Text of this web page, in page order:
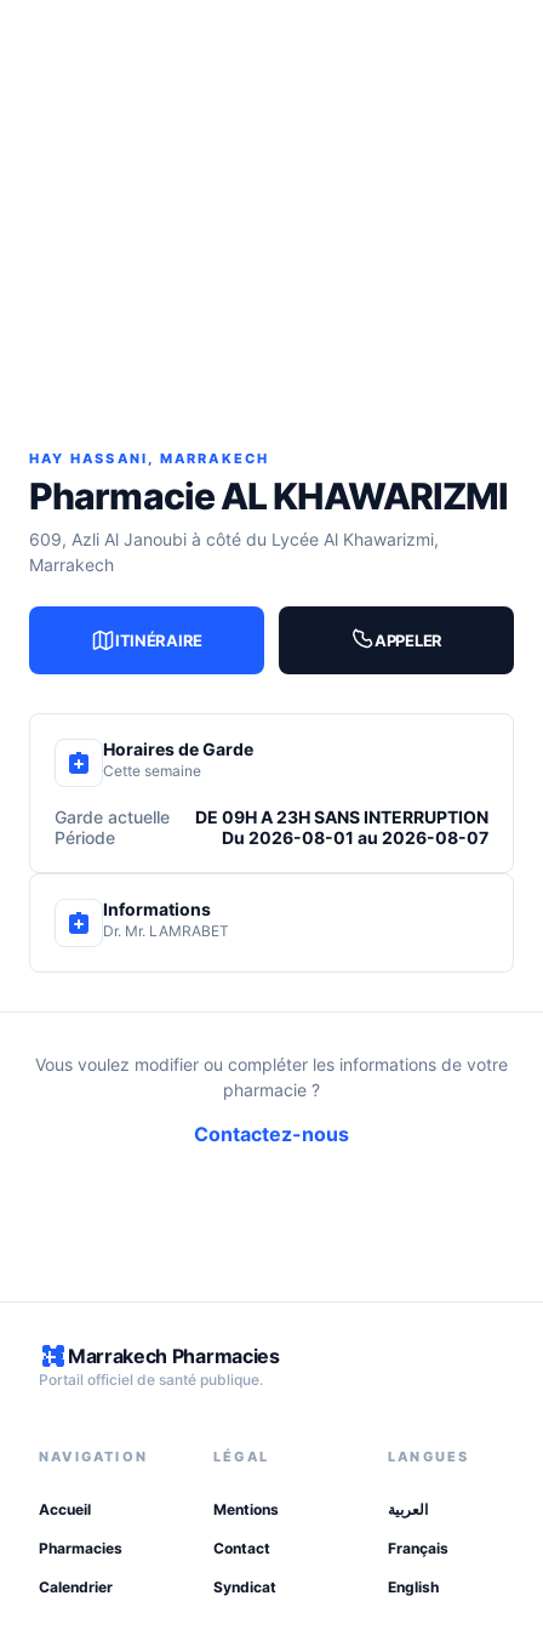
HAY HASSANI, MARRAKECH
Pharmacie AL KHAWARIZMI
609, Azli Al Janoubi à côté du Lycée Al Khawarizmi,
Marrakech
ITINÉRAIRE APPELER
Horaires de Garde
Cette semaine
Garde actuelle
DE 09H A 23H SANS INTERRUPTION
Période
Du 2026-08-01 au 2026-08-07
Informations
Dr. Mr. LAMRABET
Vous voulez modifier ou compléter les informations de votre
pharmacie ?
Contactez-nous
Marrakech Pharmacies
Portail officiel de santé publique.
NAVIGATION
Accueil
Pharmacies
Calendrier
LÉGAL
Mentions
Contact
Syndicat
LANGUES
العربية
Français
English